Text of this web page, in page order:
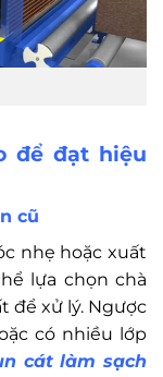
để đạt hiệu
cũ
nhẹ hoặc xuất
lựa chọn chà
để xử lý. Ngược
có nhiều lớp
cát làm sạch